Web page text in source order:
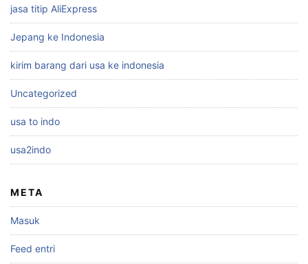
jasa titip AliExpress
Jepang ke Indonesia
kirim barang dari usa ke indonesia
Uncategorized
usa to indo
usa2indo
META
Masuk
Feed entri